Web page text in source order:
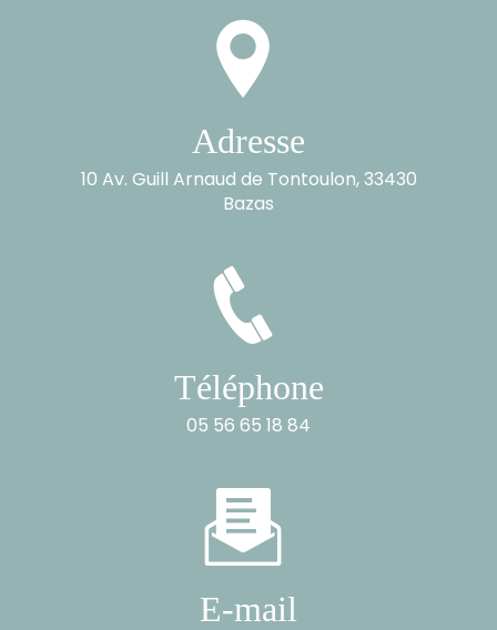
Adresse
10 Av. Guill Arnaud de Tontoulon, 33430
Bazas
Téléphone
05 56 65 18 84
E-mail